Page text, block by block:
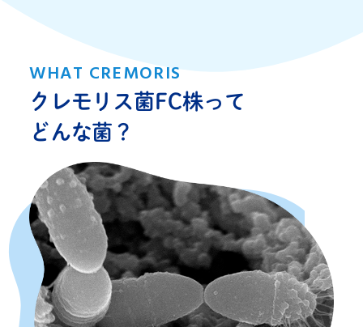
WHAT CREMORIS
クレモリス菌FC株って
どんな菌？